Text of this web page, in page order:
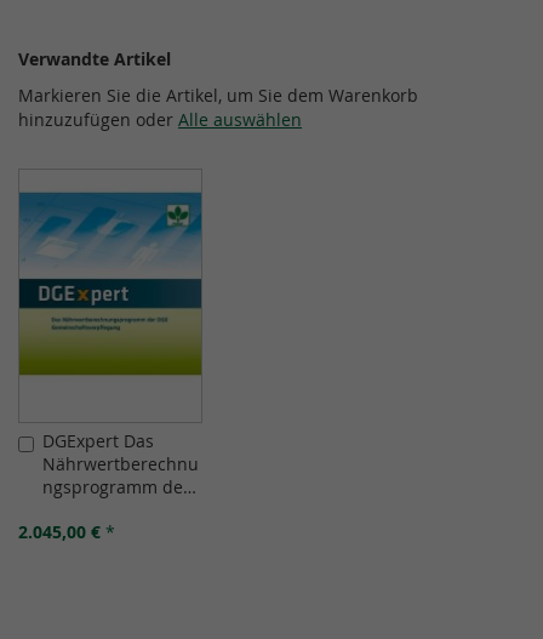
Verwandte Artikel
Markieren Sie die Artikel, um Sie dem Warenkorb
hinzuzufügen oder Alle auswählen
In
den
Warenkorb
DGExpert Das
Nährwertberechnu
ngsprogramm der
Gemeinschaftsverp
2.045,00 € *